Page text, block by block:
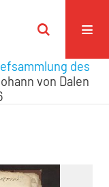
des
von Dalen